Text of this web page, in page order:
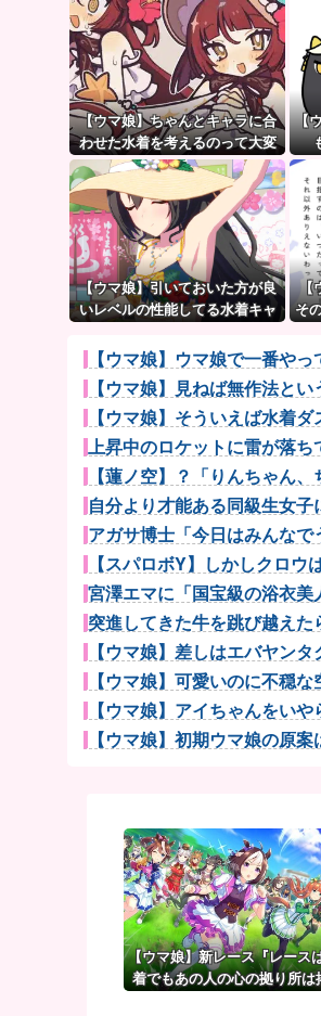
【ウマ娘】ちゃんとキャラに合
わせた水着を考えるのって大変
だよね。
【
【ウマ娘】引いておいた方が良
いレベルの性能してる水着キャ
ぱいいるぞ」
【
そ
【ウマ娘】ウマ娘で一番や
【ウマ娘】見ねば無作法
【ウマ娘】そういえば水着
上昇中のロケットに雷が落
【蓮ノ空】？「りんちゃん
自分より才能ある同級生女
アガサ博士「今日はみんなで
【スパロボY】しかしクロ
宮澤エマに「国宝級の浴衣
突進してきた牛を跳び越え
【ウマ娘】差しはエバヤン
【ウマ娘】可愛いのに不穏
【ウマ娘】アイちゃんをい
【ウマ娘】初期ウマ娘の原
【衝撃】ジャンプストアで
パチンコ屋の経営なんてそ
まんさん「イキそうって言
連れて行かれた
妊婦の田中みな実が背中横
【ポケモンGO】リモート交
【ウマ娘】（審議）無凸ブ
【ウマ娘】新レース『レース
着でもあの人の心の拠り所は